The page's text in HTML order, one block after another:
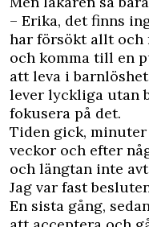
– Erika, det finns
har försökt allt och
och komma till en
att leva i
lever lyckliga utan
fokusera på det.
Tiden gick,
veckor och efter
och längtan inte
Jag var fast
En sista gång,